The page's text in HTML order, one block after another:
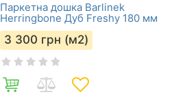
Паркетна дошка Barlinek
Herringbone Дуб Freshy 180 мм
3 300 грн (м2)